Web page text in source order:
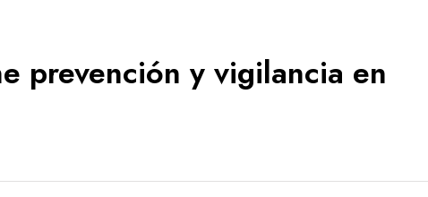
prevención y vigilancia en